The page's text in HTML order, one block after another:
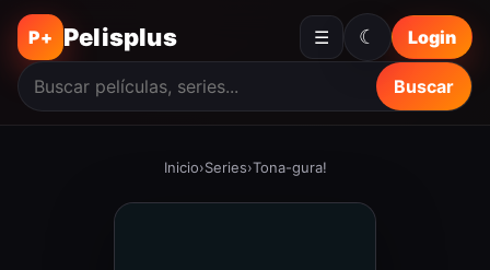
P+ Pelisplus ☰
Buscar
Login
☾
Inicio›Series›Tona-gura!